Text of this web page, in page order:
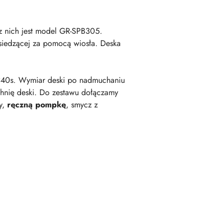
nich jest model GR-SPB305.
za pomocą wiosła. Deska
Wymiar deski po nadmuchaniu
deski. Do zestawu dołączamy
ręczną pompkę, smycz z